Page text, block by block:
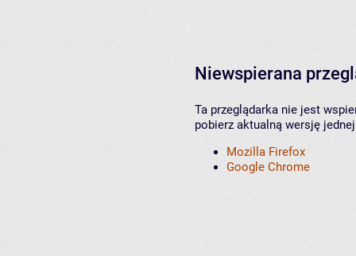
Niewspierana
Ta przeglądarka nie jest
pobierz aktualną wersję
Mozilla Firefox
Google Chrome